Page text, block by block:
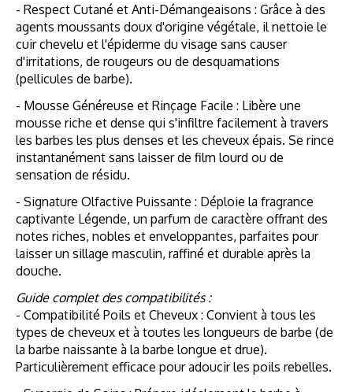
- Respect Cutané et Anti-Démangeaisons : Grâce à des
agents moussants doux d'origine végétale, il nettoie le
cuir chevelu et l'épiderme du visage sans causer
d'irritations, de rougeurs ou de desquamations
(pellicules de barbe).
- Mousse Généreuse et Rinçage Facile : Libère une
mousse riche et dense qui s'infiltre facilement à travers
les barbes les plus denses et les cheveux épais. Se rince
instantanément sans laisser de film lourd ou de
sensation de résidu.
- Signature Olfactive Puissante : Déploie la fragrance
captivante Légende, un parfum de caractère offrant des
notes riches, nobles et enveloppantes, parfaites pour
laisser un sillage masculin, raffiné et durable après la
douche.
Guide complet des compatibilités :
- Compatibilité Poils et Cheveux : Convient à tous les
types de cheveux et à toutes les longueurs de barbe (de
la barbe naissante à la barbe longue et drue).
Particulièrement efficace pour adoucir les poils rebelles.